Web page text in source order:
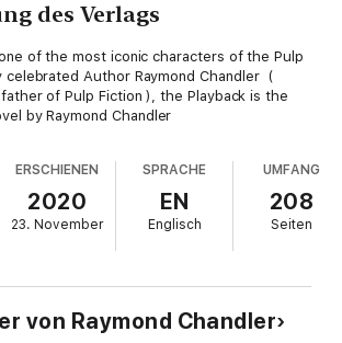
des Verlags
of the most iconic characters of the Pulp
celebrated Author Raymond Chandler (
of Pulp Fiction ), the Playback is the
by Raymond Chandler
ERSCHIENEN
2020
23. November
SPRACHE
EN
Englisch
UMFANG
208
Seiten
von Raymond Chandler